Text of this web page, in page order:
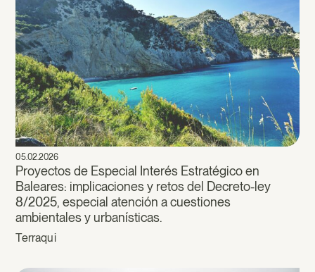
05.02.2026
Proyectos de Especial Interés Estratégico en
Baleares: implicaciones y retos del Decreto-ley
8/2025, especial atención a cuestiones
ambientales y urbanísticas.
Terraqui